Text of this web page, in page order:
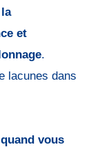
la
et
.
lacunes dans
vous